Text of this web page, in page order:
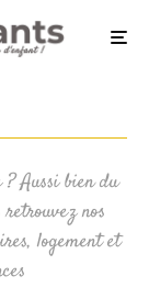
Aussi bien du
retrouvez nos
logement et